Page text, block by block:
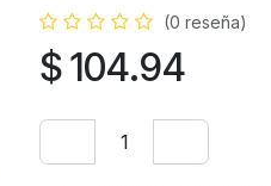
(0 reseña)
$104.94